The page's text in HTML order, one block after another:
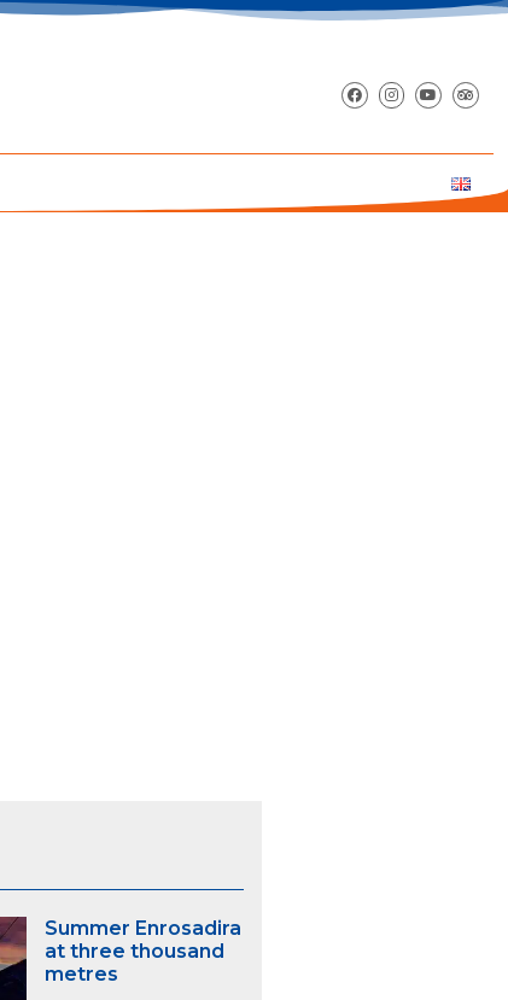
Summer Enrosadira
at three thousand
metres